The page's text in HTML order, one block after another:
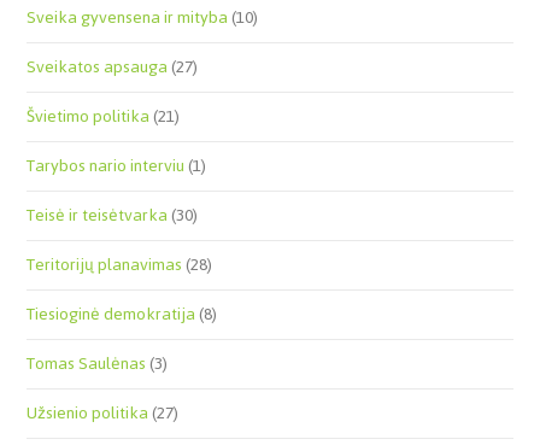
Sveika gyvensena ir mityba(10)
Sveikatos apsauga(27)
Švietimo politika(21)
Tarybos nario interviu(1)
Teisė ir teisėtvarka(30)
Teritorijų planavimas(28)
Tiesioginė demokratija(8)
Tomas Saulėnas(3)
Užsienio politika(27)